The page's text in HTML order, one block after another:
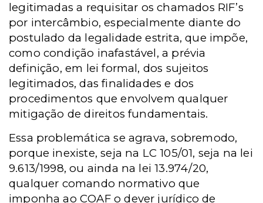
legitimadas a requisitar os chamados RIF’s
por intercâmbio, especialmente diante do
postulado da legalidade estrita, que impõe,
como condição inafastável, a prévia
definição, em lei formal, dos sujeitos
legitimados, das finalidades e dos
procedimentos que envolvem qualquer
mitigação de direitos fundamentais.
Essa problemática se agrava, sobremodo,
porque inexiste, seja na LC 105/01, seja na lei
9.613/1998, ou ainda na lei 13.974/20,
qualquer comando normativo que
imponha ao COAF o dever jurídico de